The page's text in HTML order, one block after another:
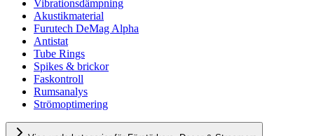
Vibrationsdämpning
Akustikmaterial
Furutech DeMag Alpha
Antistat
Tube Rings
Spikes & brickor
Faskontroll
Rumsanalys
Strömoptimering